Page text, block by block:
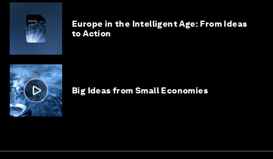
Europe in the Intelligent Age: From Ideas
to Action
Big Ideas from Small Economies